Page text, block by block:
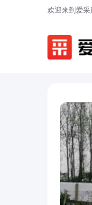
欢迎来到爱采